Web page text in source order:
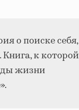
о поиске себя,
к которой
жизни